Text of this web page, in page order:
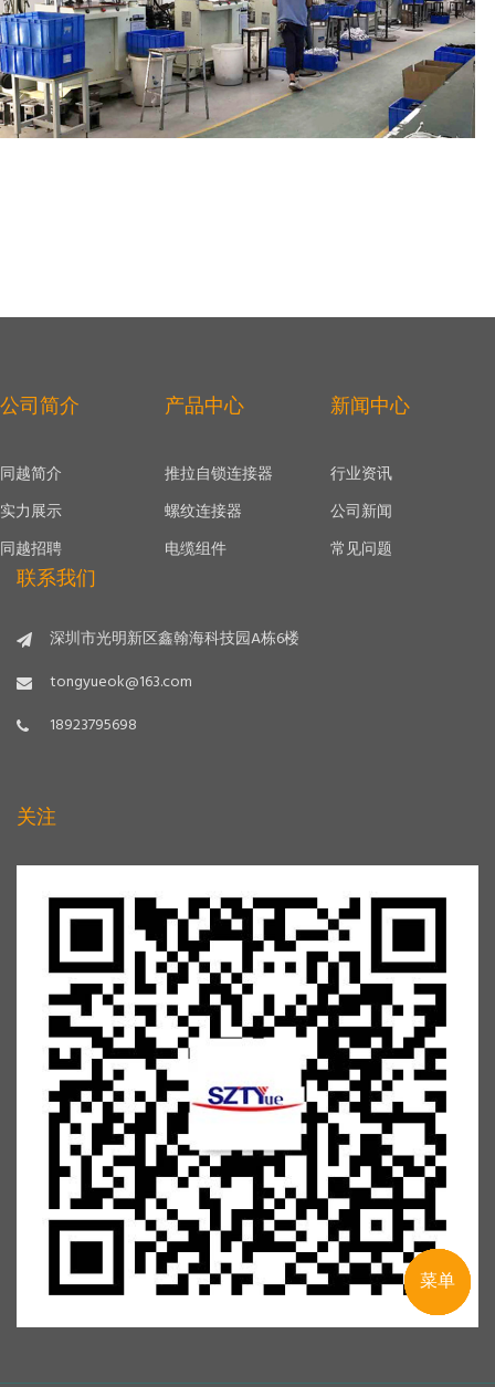
公司简介
同越简介
实力展示
同越招聘
产品中心
推拉自锁连接器
螺纹连接器
电缆组件
新闻中心
行业资讯
公司新闻
常见问题
联系我们
深圳市光明新区鑫翰海科技园A栋6楼
tongyueok@163.com
18923795698
关注